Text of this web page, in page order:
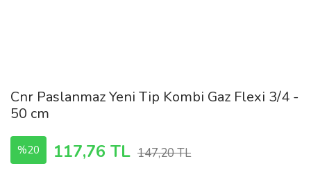
Cnr Paslanmaz Yeni Tip Kombi Gaz Flexi 3/4 -
50 cm
%20 117,76 TL 147,20 TL